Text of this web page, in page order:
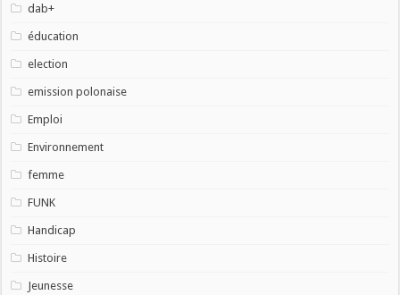
dab+
éducation
election
emission polonaise
Emploi
Environnement
femme
FUNK
Handicap
Histoire
Jeunesse